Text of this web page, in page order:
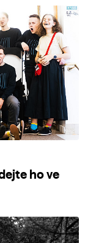
ho ve